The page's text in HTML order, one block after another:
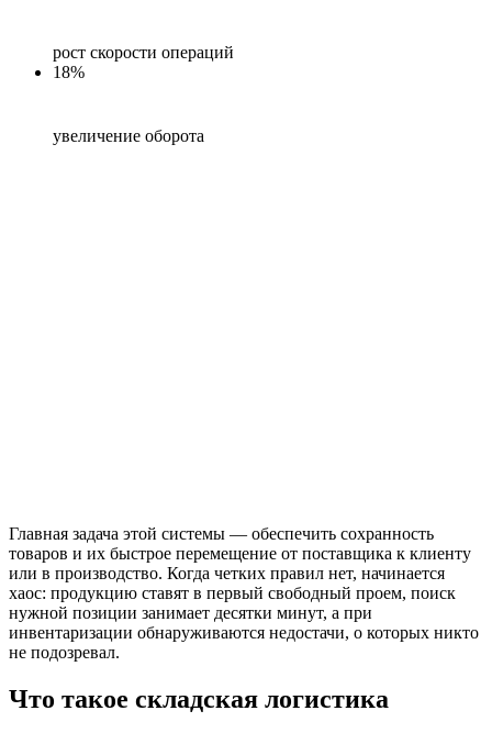
рост скорости операций
18%
увеличение оборота
Главная задача этой системы — обеспечить сохранность
товаров и их быстрое перемещение от поставщика к клиенту
или в производство. Когда четких правил нет, начинается
хаос: продукцию ставят в первый свободный проем, поиск
нужной позиции занимает десятки минут, а при
инвентаризации обнаруживаются недостачи, о которых никто
не подозревал.
Что такое складская логистика